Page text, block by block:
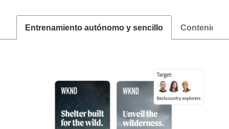
Entrenamiento autónomo y sencillo Contenido